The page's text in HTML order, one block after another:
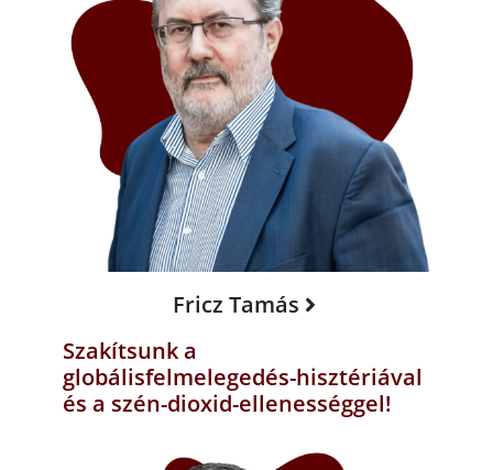
Fricz Tamás
Szakítsunk a
globálisfelmelegedés-hisztériával
és a szén-dioxid-ellenességgel!